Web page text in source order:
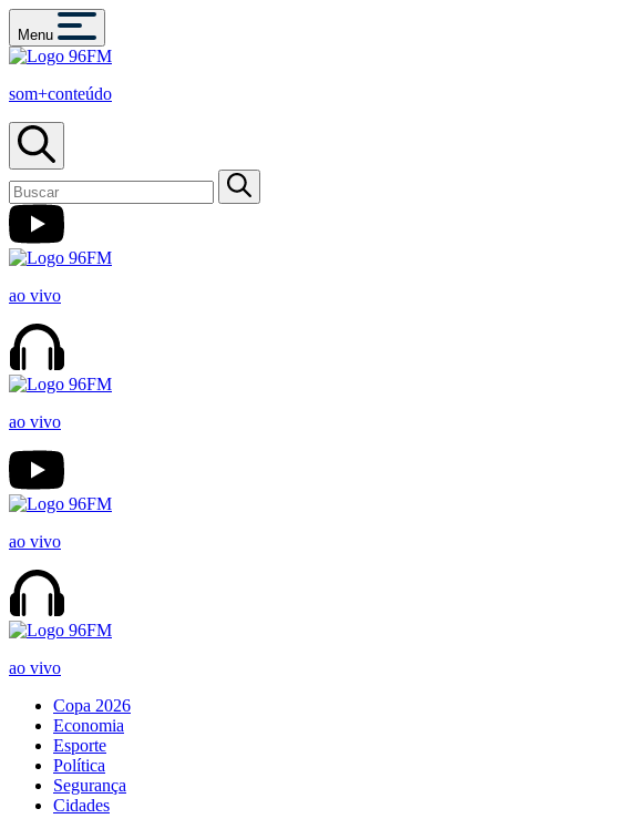
Menu
som+conteúdo
ao vivo
ao vivo
ao vivo
ao vivo
Copa 2026
Economia
Esporte
Política
Segurança
Cidades